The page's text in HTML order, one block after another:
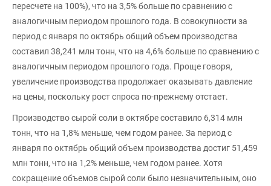
пересчете на 100%), что на 3,5% больше по сравнению с
аналогичным периодом прошлого года. В совокупности за
период с января по октябрь общий объем производства
составил 38,241 млн тонн, что на 4,6% больше по сравнению с
аналогичным периодом прошлого года. Проще говоря,
увеличение производства продолжает оказывать давление
на цены, поскольку рост спроса по-прежнему отстает.
Производство сырой соли в октябре составило 6,314 млн
тонн, что на 1,8% меньше, чем годом ранее. За период с
января по октябрь общий объем производства достиг 51,459
млн тонн, что на 1,2% меньше, чем годом ранее. Хотя
сокращение объемов сырой соли было незначительным, оно